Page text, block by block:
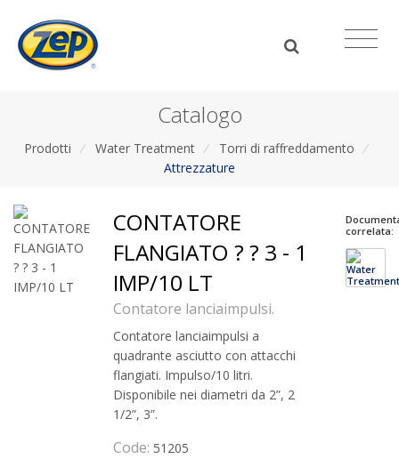
Catalogo
Prodotti / Water Treatment / Torri di raffreddamento /
Attrezzature
CONTATORE
FLANGIATO ? ? 3 - 1
IMP/10 LT
Contatore lanciaimpulsi.
Contatore lanciaimpulsi a
quadrante asciutto con attacchi
flangiati. Impulso/10 litri.
Disponibile nei diametri da 2”, 2
1/2”, 3”.
Code: 51205
correlata: